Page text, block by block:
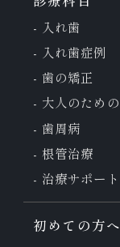
入れ歯
入れ歯症例
歯の矯正
大人のための
歯周病
根管治療
治療サポート
初めての方へ